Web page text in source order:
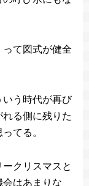
て図式が健全
いう時代が再び
る側に残りた
てる。
クリスマスと
会はあまりな